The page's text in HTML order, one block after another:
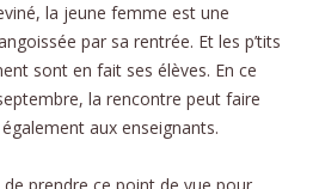
la jeune femme est une
par sa rentrée. Et les p’tits
sont en fait ses élèves. En ce
la rencontre peut faire
aux enseignants.